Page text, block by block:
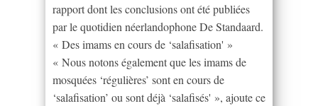
rapport dont les conclusions ont été publiées
par le quotidien néerlandophone De Standaard.
« Des imams en cours de ‘salafisation' »
« Nous notons également que les imams de
mosquées ‘régulières’ sont en cours de
‘salafisation’ ou sont déjà ‘salafisés' », ajoute ce